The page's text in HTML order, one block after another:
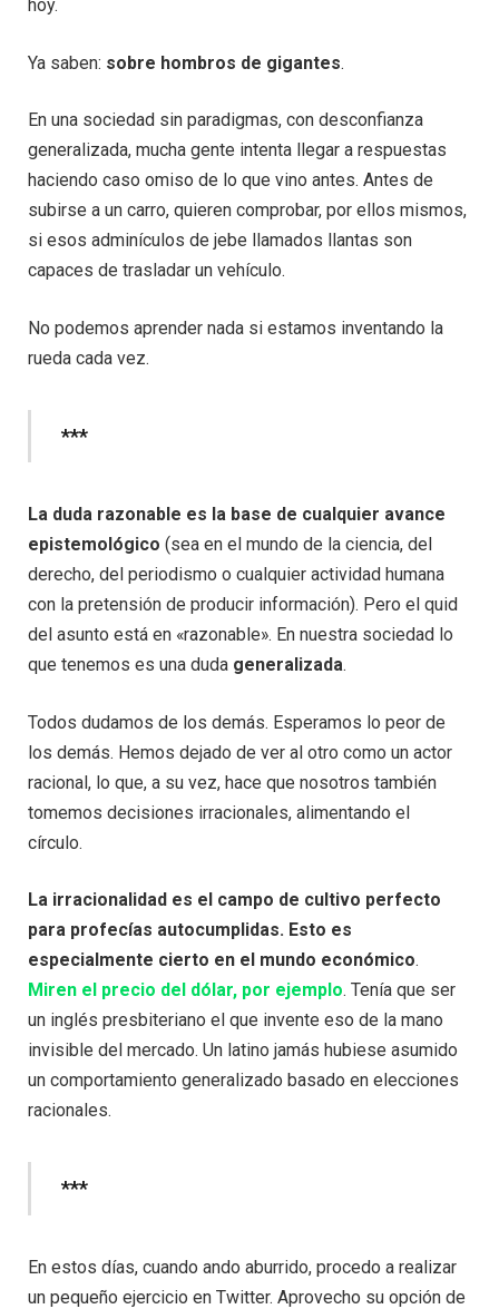
hoy.
Ya saben: sobre hombros de gigantes.
En una sociedad sin paradigmas, con desconfianza
generalizada, mucha gente intenta llegar a respuestas
haciendo caso omiso de lo que vino antes. Antes de
subirse a un carro, quieren comprobar, por ellos mismos,
si esos adminículos de jebe llamados llantas son
capaces de trasladar un vehículo.
No podemos aprender nada si estamos inventando la
rueda cada vez.
***
La duda razonable es la base de cualquier avance
epistemológico (sea en el mundo de la ciencia, del
derecho, del periodismo o cualquier actividad humana
con la pretensión de producir información). Pero el quid
del asunto está en «razonable». En nuestra sociedad lo
que tenemos es una duda generalizada.
Todos dudamos de los demás. Esperamos lo peor de
los demás. Hemos dejado de ver al otro como un actor
racional, lo que, a su vez, hace que nosotros también
tomemos decisiones irracionales, alimentando el
círculo.
La irracionalidad es el campo de cultivo perfecto
para profecías autocumplidas. Esto es
especialmente cierto en el mundo económico.
Miren el precio del dólar, por ejemplo. Tenía que ser
un inglés presbiteriano el que invente eso de la mano
invisible del mercado. Un latino jamás hubiese asumido
un comportamiento generalizado basado en elecciones
racionales.
***
En estos días, cuando ando aburrido, procedo a realizar
un pequeño ejercicio en Twitter. Aprovecho su opción de